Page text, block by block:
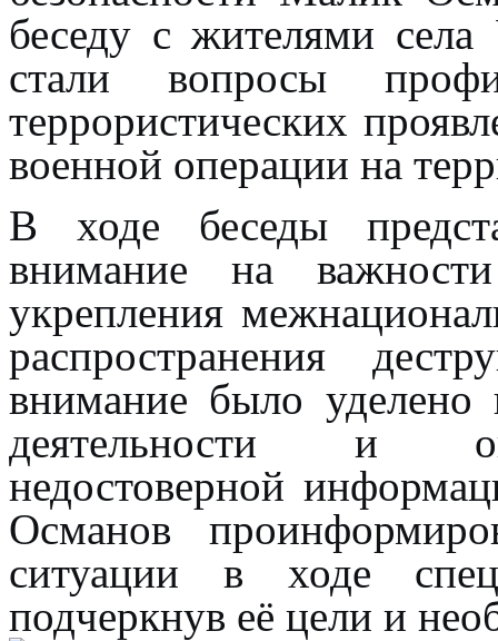
беседу с жителями
стали вопросы
террористических
военной операции на
В ходе беседы
внимание на важности
укрепления
распространения
внимание было уделено
деятельности и
недостоверной
Османов
ситуации в ходе
подчеркнув её цели и